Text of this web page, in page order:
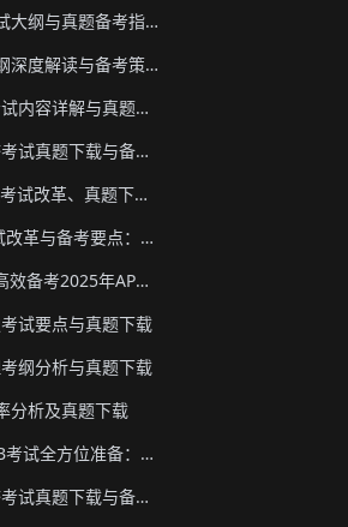
2025年AP物理1考试大纲与真题备考指南
2025年AP物理2考纲深度解读与备考策略
2025年AP统计学考试内容详解与真题教材下载
2025年AP微观经济考试真题下载与备考要点
2025 AP物理C电磁考试改革、真题下载与备考要点
2025 AP心理学考试改革与备考要点：真题下载&教材推荐
掌握核心知识点：高效备考2025年AP化学
试要点与真题下载
纲分析与真题下载
分析及真题下载
2025年AP微积分AB考试全方位准备：真题资源、考试形式与策略
2025年AP宏观经济考试真题下载与备考要点